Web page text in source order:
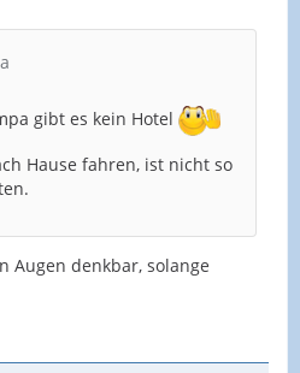
gibt es kein Hotel
Hause fahren, ist nicht so
Augen denkbar, solange